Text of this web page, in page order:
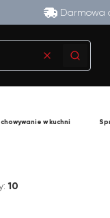
Darmowa
WyczyśćSzukaj
w kuchni
10